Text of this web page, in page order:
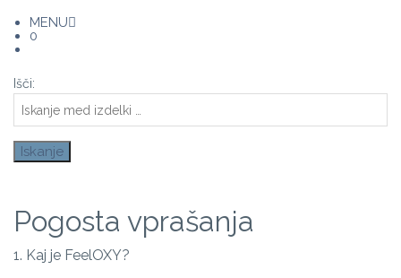
MENU
0
Išči:
Pogosta vprašanja
1. Kaj je FeelOXY?